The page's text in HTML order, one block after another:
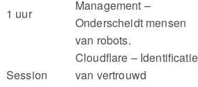
1 uur
Management – ​​
Onderscheidt mensen
van robots.
Session
Cloudflare – Identificatie
van vertrouwd